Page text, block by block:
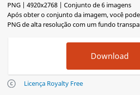
PNG | 4920x2768 | Conjunto de 6 imagens
Após obter o conjunto da imagem, você
PNG de alta resolução com um fundo
Licença Royalty Free